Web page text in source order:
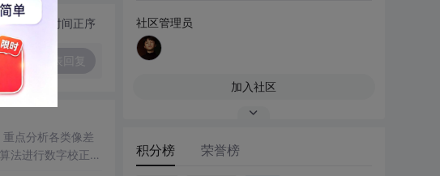
切换为时间正序
点分析各类像差
法进行数字校正，
社区管理员
加入社区
积分榜 荣誉榜